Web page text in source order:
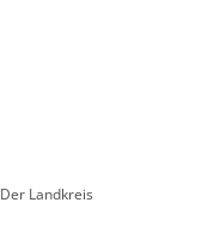
Der Landkreis